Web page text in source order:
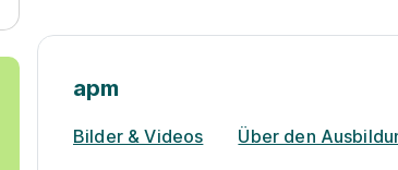
apm
Bilder & Videos Über den